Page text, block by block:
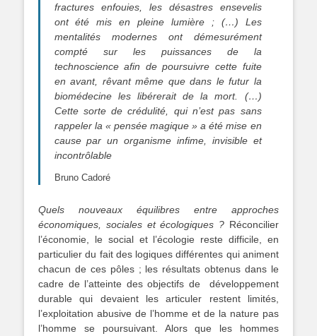
fractures enfouies, les désastres ensevelis
ont été mis en pleine lumière ; (…) Les
mentalités modernes ont démesurément
compté sur les puissances de la
technoscience afin de poursuivre cette fuite
en avant, rêvant même que dans le futur la
biomédecine les libérerait de la mort. (…)
Cette sorte de crédulité, qui n’est pas sans
rappeler la « pensée magique » a été mise en
cause par un organisme infime, invisible et
incontrôlable
Bruno Cadoré
Quels nouveaux équilibres entre approches
économiques, sociales et écologiques ? Réconcilier
l’économie, le social et l’écologie reste difficile, en
particulier du fait des logiques différentes qui animent
chacun de ces pôles ; les résultats obtenus dans le
cadre de l’atteinte des objectifs de développement
durable qui devaient les articuler restent limités,
l’exploitation abusive de l’homme et de la nature pas
l’homme se poursuivant. Alors que les hommes